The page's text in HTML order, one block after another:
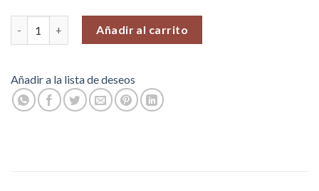
Cristal Cuarzo Espíritu, Pieza N°21 (44 gr) cantidad
Añadir al carrito
Añadir a la lista de deseos